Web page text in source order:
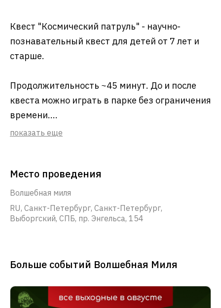
Квест "Космический патруль" - научно-
познавательный квест для детей от 7 лет и
старше.
Продолжительность ~45 минут. До и после
квеста можно играть в парке без ограничения
времени....
показать еще
Место проведения
Волшебная миля
RU, Санкт-Петербург, Санкт-Петербург,
Выборгский, СПБ, пр. Энгельса, 154
Больше событий Волшебная Миля